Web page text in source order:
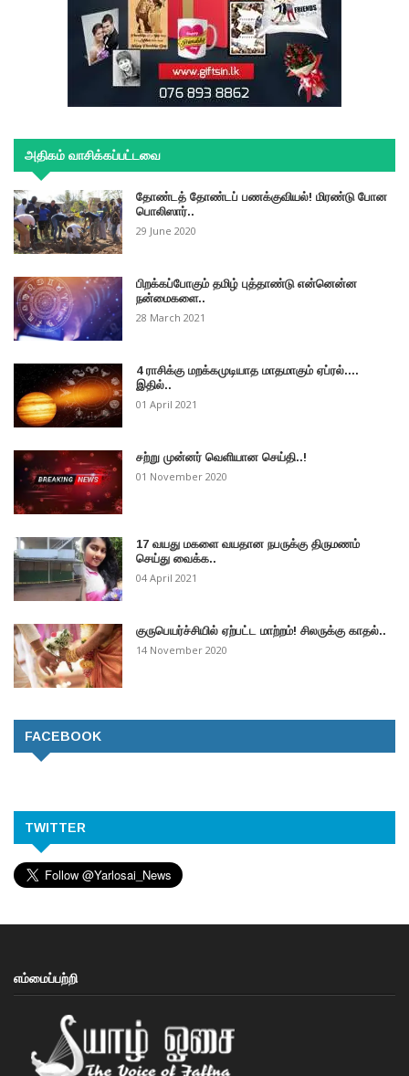
அதிகம் வாசிக்கப்பட்டவை
தோண்டத் தோண்டப் பணக்குவியல்! மிரண்டு போன
பொலிஸார்..
29 June 2020
பிறக்கப்போகும் தமிழ் புத்தாண்டு என்னென்ன
நன்மைகளை..
28 March 2021
4 ராசிக்கு மறக்கமுடியாத மாதமாகும் ஏப்ரல்....
இதில்..
01 April 2021
சற்று முன்னர் வெளியான செய்தி..!
01 November 2020
17 வயது மகளை வயதான நபருக்கு திருமணம்
செய்து வைக்க..
04 April 2021
குருபெயர்ச்சியில் ஏற்பட்ட மாற்றம்! சிலருக்கு காதல்..
14 November 2020
FACEBOOK
TWITTER
எம்மைப்பற்றி